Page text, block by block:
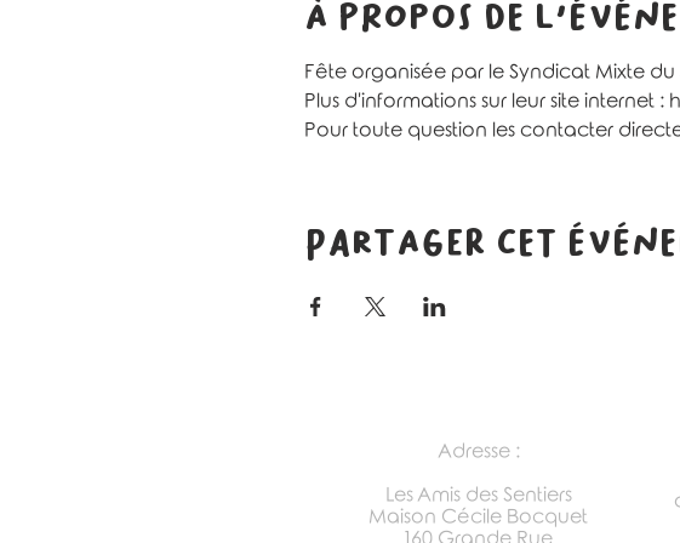
À propos de
Fête organisée par le Syndicat Mixte
Plus d'informations sur leur site
Pour toute question les contacter
Partager cet
Adresse :
Les Amis des Sentiers
Maison Cécile Bocquet
160 Grande Rue